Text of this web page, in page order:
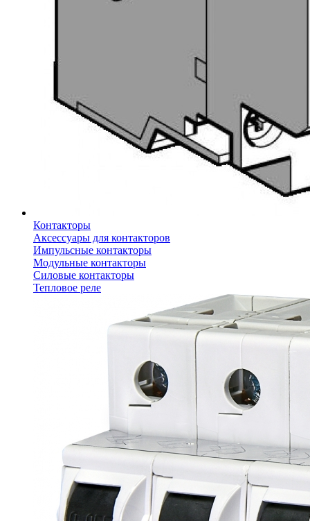
Контакторы
Аксессуары для контакторов
Импульсные контакторы
Модульные контакторы
Силовые контакторы
Тепловое реле